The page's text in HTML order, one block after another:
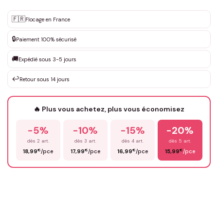
✨ Personnalisation sur mesure
DEVIS GRATUIT · Personnalisation de 3 à 10€ selon la demande
Que souhaitez-vous ?*
Votre texte / idée*
Prénom*
🇫🇷Flocage en France
🔒Paiement 100% sécurisé
🚚Expédié sous 3-5 jours
↩️Retour sous 14 jours
🔥 Plus vous achetez, plus vous économisez
-5%
dès 2 art.
18,99€/pce
-10%
dès 3 art.
17,99€/pce
-15%
dès 4 art.
16,99€/pce
-20%
dès 5 art.
15,99€/pce